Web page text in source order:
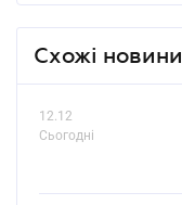
Схожі новини
12.12
Сьогодні